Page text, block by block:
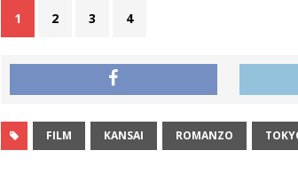
1 2 3 4
FILM KANSAI ROMANZO